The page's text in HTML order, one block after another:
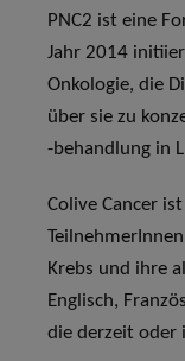
PNC2 ist eine
Jahr 2014
Onkologie, die
über sie zu
-behandlung in
Colive Cancer
Krebs und ihre
Englisch,
die derzeit oder